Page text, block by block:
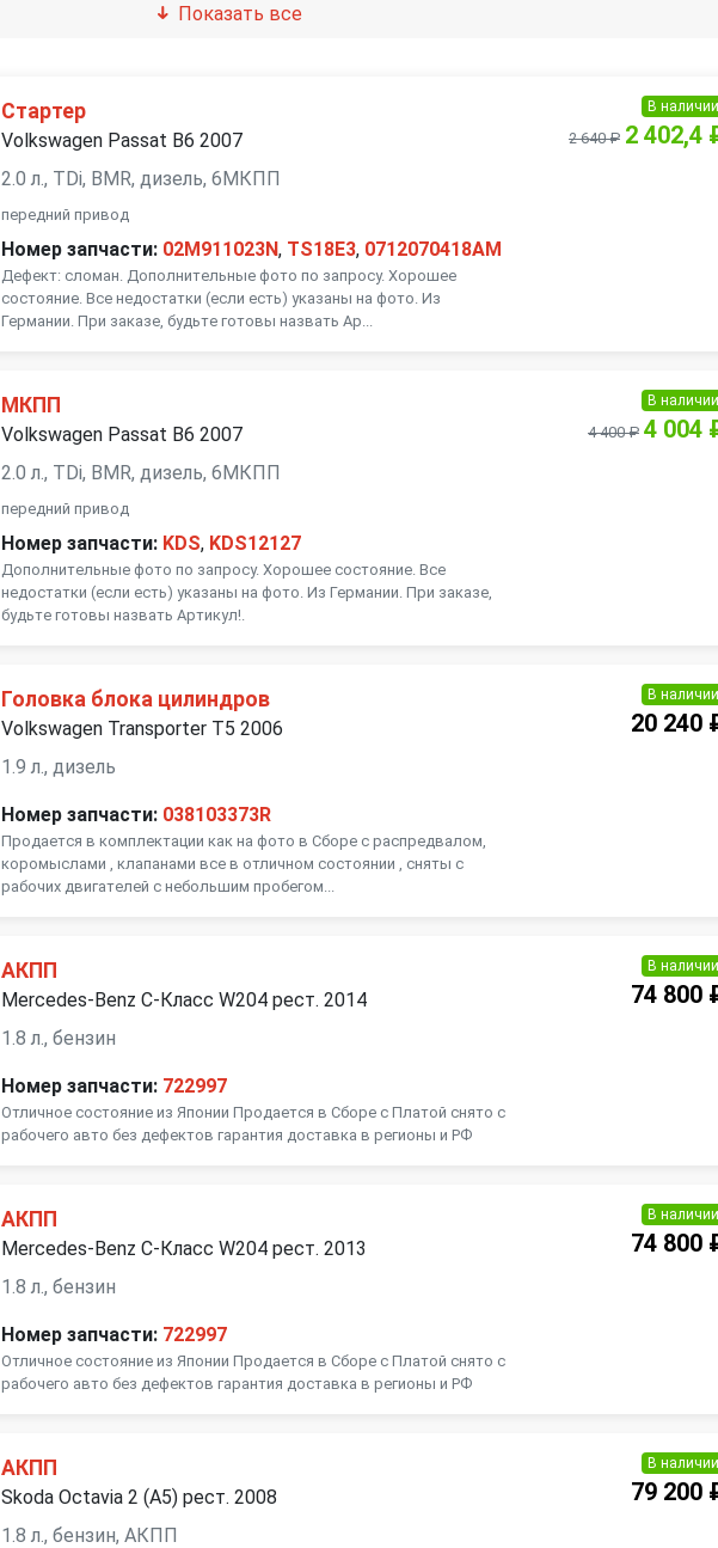
Peugeot Renault
Skoda
Toyota Volkswagen
Показать все
Стартер
Volkswagen Passat B6 2007
2.0 л., TDi, BMR, дизель, 6МКПП
передний привод
Номер запчасти: 02M911023N, TS18E3, 0712070418AM
Дефект: сломан. Дополнительные фото по запросу. Хорошее
состояние. Все недостатки (если есть) указаны на фото. Из
Германии. При заказе, будьте готовы назвать Ар...
В наличии
2 640 ₽ 2 402,4
МКПП
Volkswagen Passat B6 2007
2.0 л., TDi, BMR, дизель, 6МКПП
передний привод
Номер запчасти: KDS, KDS12127
Дополнительные фото по запросу. Хорошее состояние. Все
недостатки (если есть) указаны на фото. Из Германии. При заказе,
будьте готовы назвать Артикул!.
В наличии
4 400 ₽ 4 004
Головка блока цилиндров
Volkswagen Transporter T5 2006
1.9 л., дизель
Номер запчасти: 038103373R
Продается в комплектации как на фото в Сборе с распредвалом,
коромыслами , клапанами все в отличном состоянии , сняты с
рабочих двигателей с небольшим пробегом...
В наличии
20 240
АКПП
Mercedes-Benz C-Класс W204 рест. 2014
1.8 л., бензин
Номер запчасти: 722997
Отличное состояние из Японии Продается в Сборе с Платой снято с
рабочего авто без дефектов гарантия доставка в регионы и РФ
В наличии
74 800
АКПП
Mercedes-Benz C-Класс W204 рест. 2013
1.8 л., бензин
Номер запчасти: 722997
Отличное состояние из Японии Продается в Сборе с Платой снято с
рабочего авто без дефектов гарантия доставка в регионы и РФ
В наличии
74 800
АКПП
Skoda Octavia 2 (A5) рест. 2008
1.8 л., бензин, АКПП
В наличии
79 200